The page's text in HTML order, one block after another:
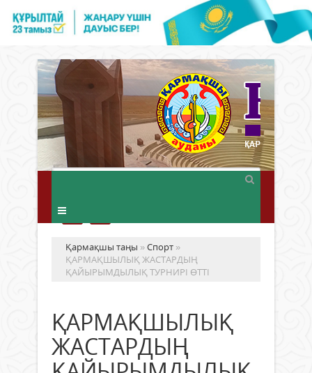
Қармақшы таңы »Спорт »
ҚАРМАҚШЫЛЫҚ ЖАСТАРДЫҢ
ҚАЙЫРЫМДЫЛЫҚ ТУРНИРІ ӨТТІ
ҚАРМАҚШЫЛЫҚ
ЖАСТАРДЫҢ